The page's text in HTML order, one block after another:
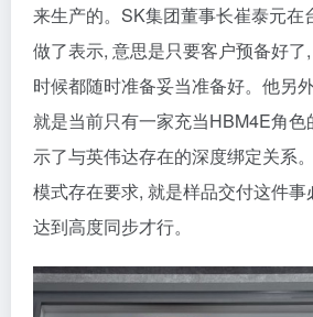
来生产的。SK集团董事长崔泰元在
做了表示, 意思是只要客户预备好
时候都随时准备妥当准备好。他另
就是当前只有一家充当HBM4E角
示了与英伟达存在的深度绑定关系
模式存在要求, 就是样品交付这件
达到高度同步才行。